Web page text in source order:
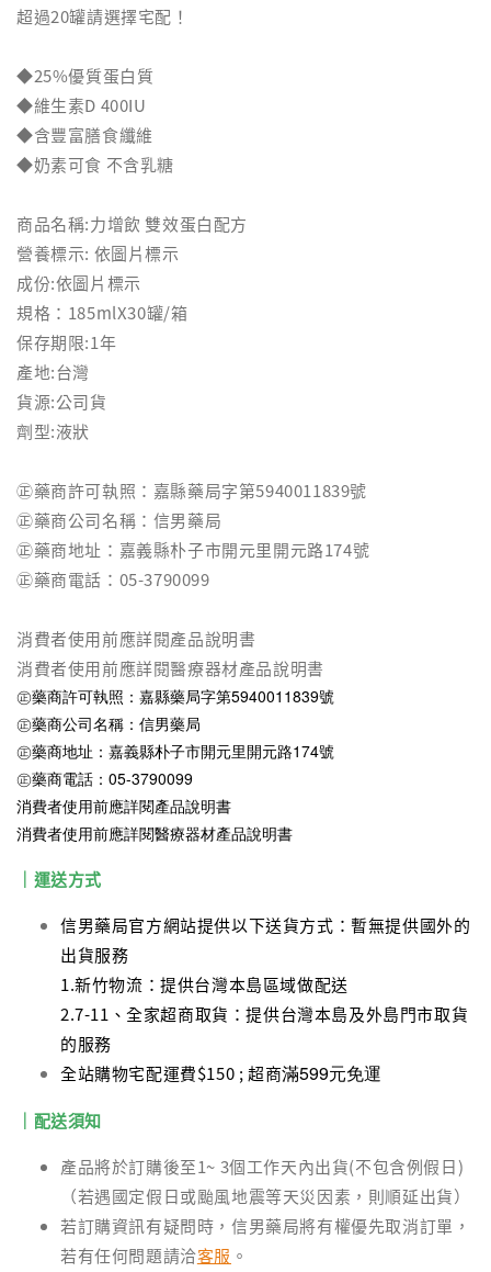
超過20罐請選擇宅配！
◆25%優質蛋白質
◆維生素D 400IU
◆含豐富膳食纖維
◆奶素可食 不含乳糖
商品名稱:力增飲 雙效蛋白配方
營養標示: 依圖片標示
成份:依圖片標示
規格：185mlX30罐/箱
保存期限:1年
產地:台灣
貨源:公司貨
劑型:液狀
㊣藥商許可執照：嘉縣藥局字第5940011839號
㊣藥商公司名稱：信男藥局
㊣藥商地址：嘉義縣朴子市開元里開元路174號
㊣藥商電話：05-3790099
消費者使用前應詳閱產品說明書
消費者使用前應詳閱醫療器材產品說明書
㊣藥商許可執照：嘉縣藥局字第5940011839號
㊣藥商公司名稱：信男藥局
㊣藥商地址：嘉義縣朴子市開元里開元路174號
㊣藥商電話：05-3790099
消費者使用前應詳閱產品說明書
消費者使用前應詳閱醫療器材產品說明書
｜運送方式
信男藥局官方網站提供以下送貨方式：暫無提供國外的
出貨服務
1.新竹物流：提供台灣本島區域做配送
2.7-11、全家超商取貨：提供台灣本島及外島門市取貨
的服務
全站購物宅配運費$150 ; 超商滿599元免運
｜配送須知
產品將於訂購後至1~ 3個工作天內出貨(不包含例假日)
（若遇國定假日或颱風地震等天災因素，則順延出貨）
若訂購資訊有疑問時，信男藥局將有權優先取消訂單，
若有任何問題請洽客服 。